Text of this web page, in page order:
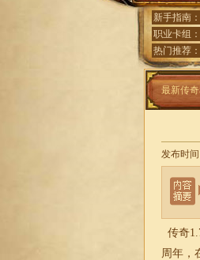
新手指南：
职业卡组：
热门推荐：
最新传
发布时间
传奇
周年，